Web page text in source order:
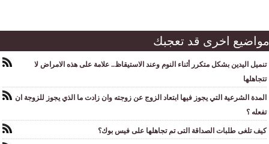
مواضيع اخرى قد تعجبك
تنميل اليدين بشكل متكرر أثناء النوم وعند الاستيقاظ.. علامة على هذه الامراض لا
تتجاهلها
المدة الشرعية التي يجوز فيها ابتعاد الزوج عن زوجته وان زادت ما الذي يجوز للزوجة ان
تفعله ؟
كيف تلغى طلبات الصداقة التى تم تجاهلها على فيس بوك؟